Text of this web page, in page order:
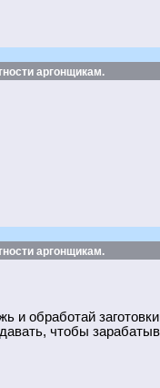
аргонщикам.
аргонщикам.
и обработай
чтобы